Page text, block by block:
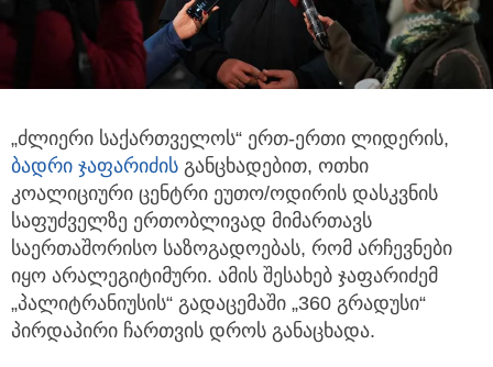
„ძლიერი საქართველოს“ ერთ-ერთი ლიდერის,
ბადრი ჯაფარიძის განცხადებით, ოთხი
კოალიციური ცენტრი ეუთო/ოდირის დასკვნის
საფუძველზე ერთობლივად მიმართავს
საერთაშორისო საზოგადოებას, რომ არჩევნები
იყო არალეგიტიმური. ამის შესახებ ჯაფარიძემ
„პალიტრანიუსის“ გადაცემაში „360 გრადუსი“
პირდაპირი ჩართვის დროს განაცხადა.